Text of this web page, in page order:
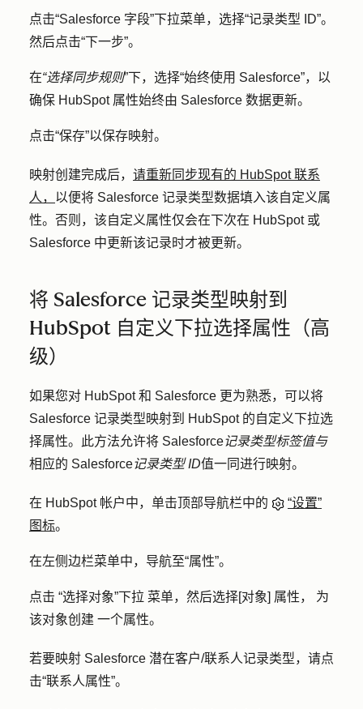
点击“Salesforce 字段”下拉菜单，选择“记录类型 ID”。
然后点击“下一步”。
在“选择同步规则”下，选择“始终使用 Salesforce”，以
确保 HubSpot 属性始终由 Salesforce 数据更新。
点击“保存”以保存映射。
映射创建完成后， 请重新同步现有的 HubSpot 联系
人， 以便将 Salesforce 记录类型数据填入该自定义属
性。否则，该自定义属性仅会在下次在 HubSpot 或
Salesforce 中更新该记录时才被更新。
将 Salesforce 记录类型映射到
HubSpot 自定义下拉选择属性（高
级）
如果您对 HubSpot 和 Salesforce 更为熟悉，可以将
Salesforce 记录类型映射到 HubSpot 的自定义下拉选
择属性。此方法允许将 Salesforce记录类型标签值与
相应的 Salesforce记录类型 ID值一同进行映射。
在 HubSpot 帐户中，单击顶部导航栏中的
“设置”
图标。
在左侧边栏菜单中，导航至“属性”。
点击 “选择对象”下拉 菜单，然后选择[对象] 属性， 为
该对象创建 一个属性。
若要映射 Salesforce 潜在客户/联系人记录类型，请点
击“联系人属性”。